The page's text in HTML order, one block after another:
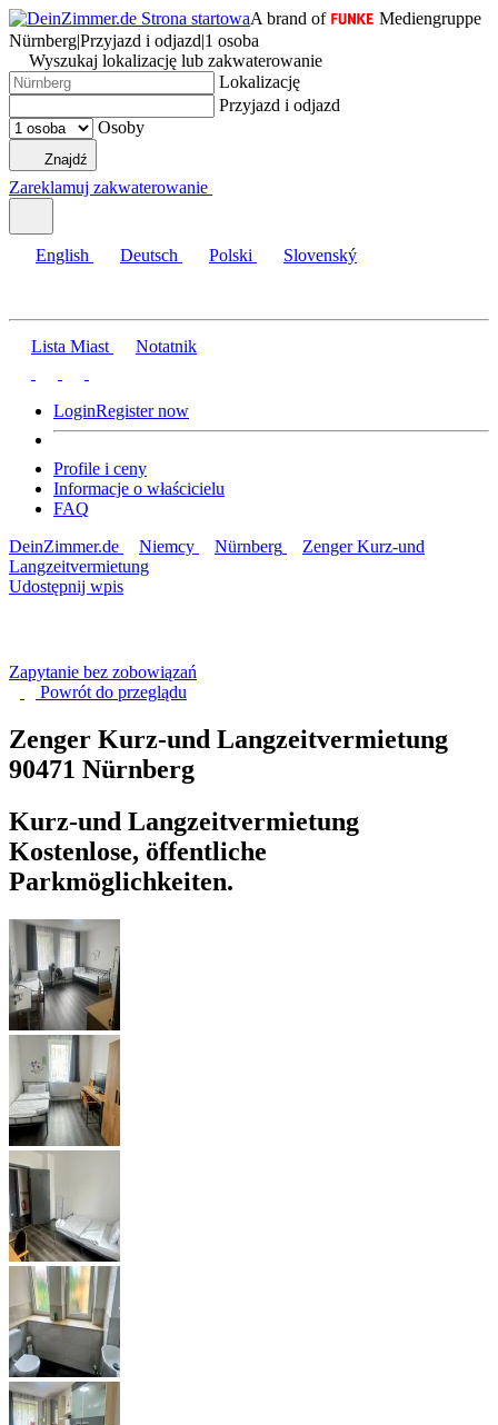
A brand of
Mediengruppe
Nürnberg|Przyjazd i odjazd|1 osoba
Wyszukaj lokalizację lub zakwaterowanie
Lokalizację
Przyjazd i odjazd
Osoby
Znajdź
Zareklamuj zakwaterowanie
English Deutsch Polski Slovenský
Lista Miast Notatnik
LoginRegister now
Profile i ceny
Informacje o właścicielu
FAQ
DeinZimmer.de
Niemcy Nürnberg
Zenger Kurz-und
Langzeitvermietung
Udostępnij wpis
Zapytanie bez zobowiązań
Powrót do przeglądu
Zenger Kurz-und Langzeitvermietung
90471 Nürnberg
Kurz-und Langzeitvermietung
Kostenlose, öffentliche
Parkmöglichkeiten.